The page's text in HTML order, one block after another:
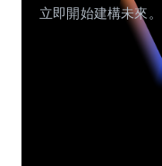
立即開始建構未來。